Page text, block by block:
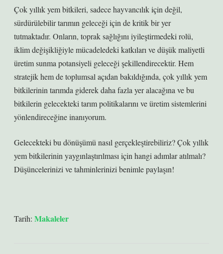
Çok yıllık yem bitkileri, sadece hayvancılık için değil,
sürdürülebilir tarımın geleceği için de kritik bir yer
tutmaktadır. Onların, toprak sağlığını iyileştirmedeki rolü,
iklim değişikliğiyle mücadeledeki katkıları ve düşük maliyetli
üretim sunma potansiyeli geleceği şekillendirecektir. Hem
stratejik hem de toplumsal açıdan bakıldığında, çok yıllık yem
bitkilerinin tarımda giderek daha fazla yer alacağına ve bu
bitkilerin gelecekteki tarım politikalarını ve üretim sistemlerini
yönlendireceğine inanıyorum.
Gelecekteki bu dönüşümü nasıl gerçekleştirebiliriz? Çok yıllık
yem bitkilerinin yaygınlaştırılması için hangi adımlar atılmalı?
Düşüncelerinizi ve tahminlerinizi benimle paylaşın!
Tarih: Makaleler